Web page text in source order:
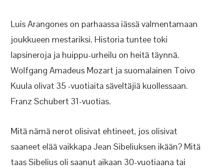
Luis Arangones on parhaassa iässä valmentamaan
joukkueen mestariksi. Historia tuntee toki
lapsineroja ja huippu-urheilu on heitä täynnä.
Wolfgang Amadeus Mozart ja suomalainen Toivo
Kuula olivat 35 -vuotiaita säveltäjiä kuollessaan.
Franz Schubert 31-vuotias.
Mitä nämä nerot olisivat ehtineet, jos olisivat
saaneet elää vaikkapa Jean Sibeliuksen ikään? Mitä
taas Sibelius oli saanut aikaan 30-vuotiaana tai